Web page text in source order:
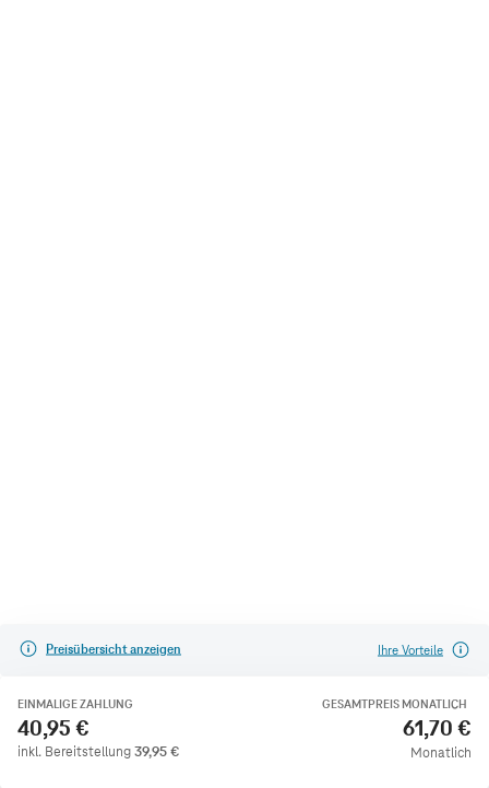
Preisübersicht anzeigen Ihre Vorteile
EINMALIGE ZAHLUNG
40,95 €
inkl. Bereitstellung39,95€
GESAMTPREIS MONATLICH
61,70 €
Monatlich